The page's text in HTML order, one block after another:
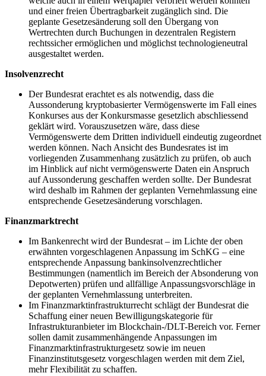
und einer freien Übertragbarkeit zugänglich sind. Die
geplante Gesetzesänderung soll den Übergang von
Wertrechten durch Buchungen in dezentralen Registern
rechtssicher ermöglichen und möglichst technologieneutral
ausgestaltet werden.
Insolvenzrecht
Der Bundesrat erachtet es als notwendig, dass die
Aussonderung kryptobasierter Vermögenswerte im Fall eines
Konkurses aus der Konkursmasse gesetzlich abschliessend
geklärt wird. Vorauszusetzen wäre, dass diese
Vermögenswerte dem Dritten individuell eindeutig zugeordnet
werden können. Nach Ansicht des Bundesrates ist im
vorliegenden Zusammenhang zusätzlich zu prüfen, ob auch
im Hinblick auf nicht vermögenswerte Daten ein Anspruch
auf Aussonderung geschaffen werden sollte. Der Bundesrat
wird deshalb im Rahmen der geplanten Vernehmlassung eine
entsprechende Gesetzesänderung vorschlagen.
Finanzmarktrecht
Im Bankenrecht wird der Bundesrat – im Lichte der oben
erwähnten vorgeschlagenen Anpassung im SchKG – eine
entsprechende Anpassung bankinsolvenzrechtlicher
Bestimmungen (namentlich im Bereich der Absonderung von
Depotwerten) prüfen und allfällige Anpassungsvorschläge in
der geplanten Vernehmlassung unterbreiten.
Im Finanzmarktinfrastrukturrecht schlägt der Bundesrat die
Schaffung einer neuen Bewilligungskategorie für
Infrastrukturanbieter im Blockchain-/DLT-Bereich vor. Ferner
sollen damit zusammenhängende Anpassungen im
Finanzmarktinfrastrukturgesetz sowie im neuen
Finanzinstitutsgesetz vorgeschlagen werden mit dem Ziel,
mehr Flexibilität zu schaffen.